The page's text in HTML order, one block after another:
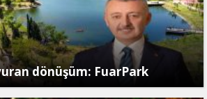
dönüşüm: FuarPark